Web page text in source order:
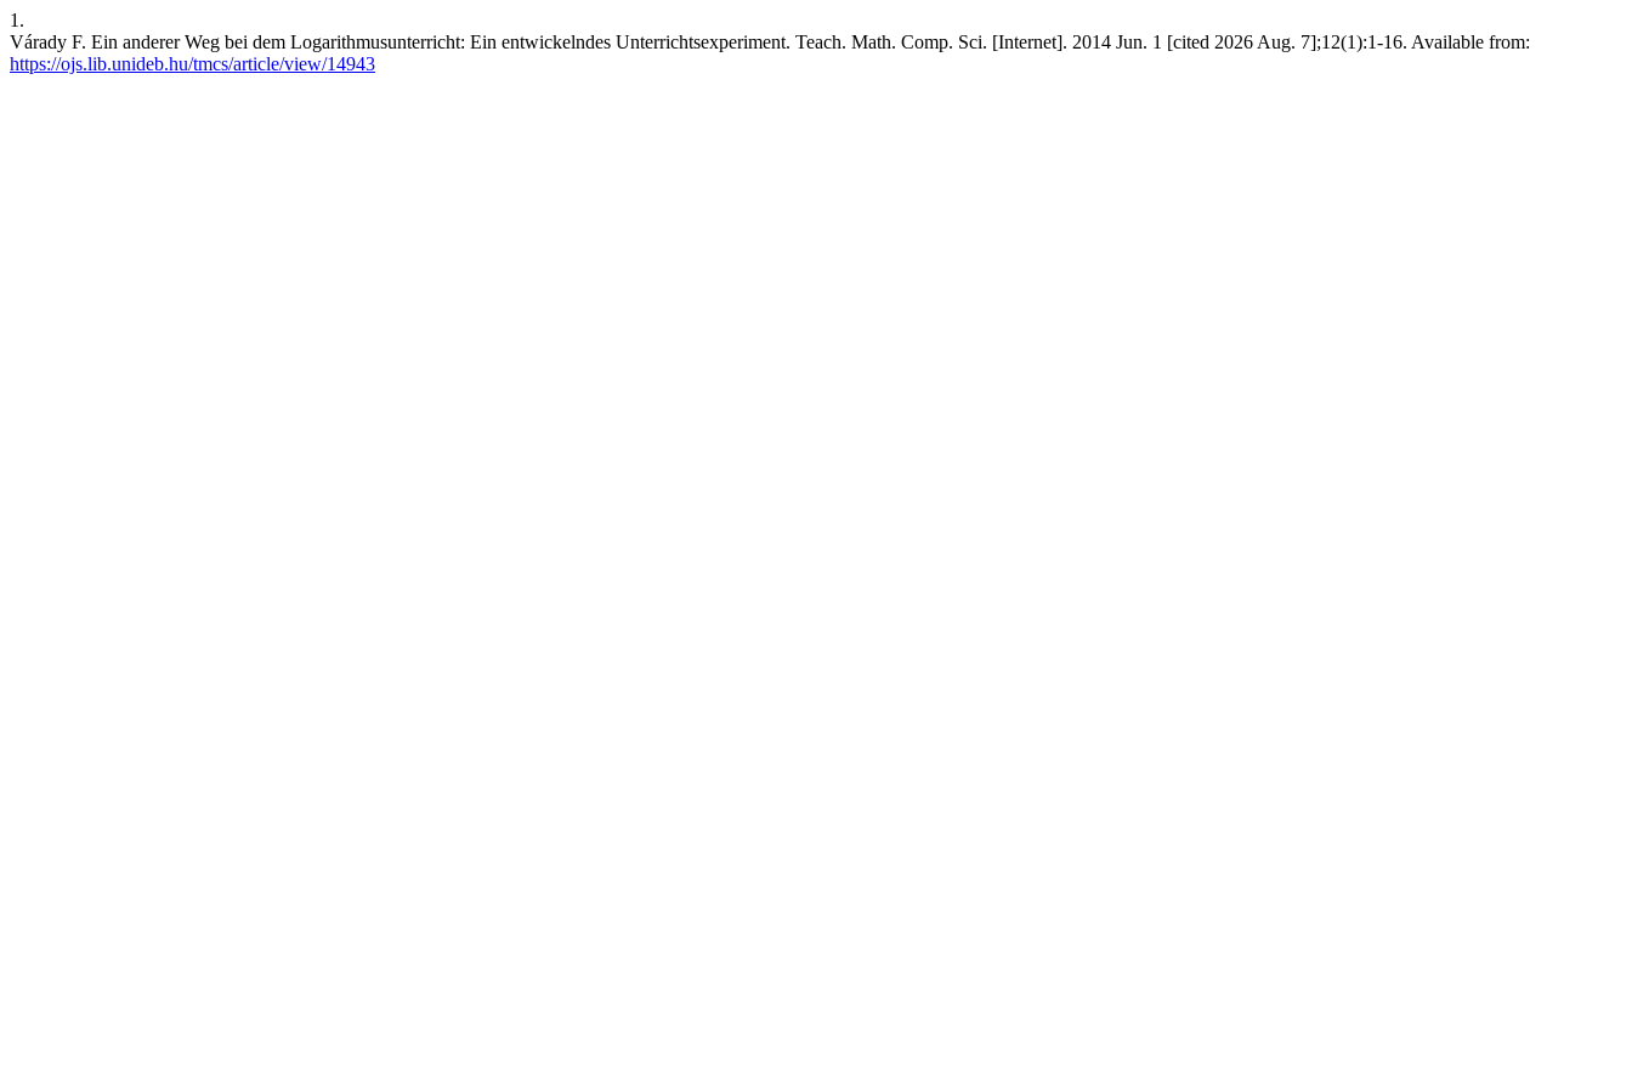
1.
Várady F. Ein anderer Weg bei dem Logarithmusunterricht: Ein entwickelndes Unterrichtsexperiment. Teach. Math. Comp. Sci. [Internet]. 2014 Jun. 1 [cited 2026 Aug. 7];12(1):1-16. Available from:
https://ojs.lib.unideb.hu/tmcs/article/view/14943